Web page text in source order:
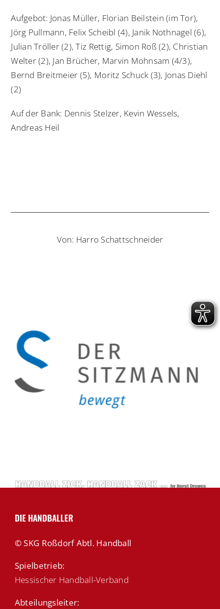
Aufgebot: Jonas Müller, Florian Beilstein (im Tor),
Jörg Pullmann, Felix Scheibl (4), Janik Nothnagel (6),
Julian Tröller (2), Tiz Rettig, Simon Roß (2), Christian
Welter (2), Jan Brücher, Marvin Mohnsam (4/3),
Bernd Breitmeier (5), Moritz Schuck (3), Jonas Diehl
(2)
Auf der Bank: Dennis Stelzer, Kevin Wessels,
Andreas Heil
Von: Harro Schattschneider
DIE HANDBALLER
© SKG Roßdorf Abtl. Handball
Spielbetrieb:
Hessischer Handball-Verband
Abteilungsleiter: